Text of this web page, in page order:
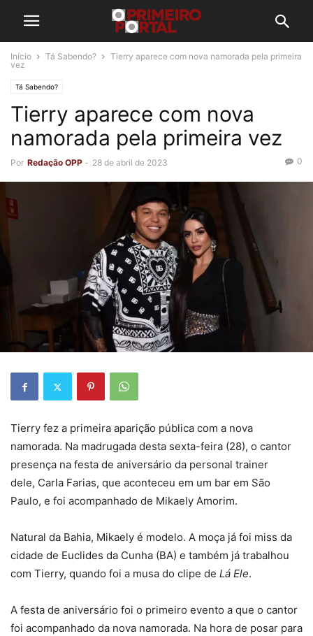
Início Tá Sabendo?
Tierry aparece com nova namorada pela primeira
vez
Tá Sabendo?
Tierry aparece com nova
namorada pela primeira vez
Por Redação OPP - 28 de abril de 2023 0
Tierry fez a primeira aparição pública com a nova
namorada. Na madrugada desta sexta-feira (28), o cantor
presença na festa de aniversário da personal trainer
dele, Carla Farias, que aconteceu em um bar em São
Paulo, e foi acompanhado de Mikaely Amorim.
Natural da Bahia, Mikaely é modelo. A moça já foi miss da
cidade de Euclides da Cunha (BA) e também já trabalhou
com Tierry, quando foi a musa do clipe de Lá Ele.
A festa de aniversário foi o primeiro evento a que o cantor
foi acompanhado da nova namorada. Na hora de posar para